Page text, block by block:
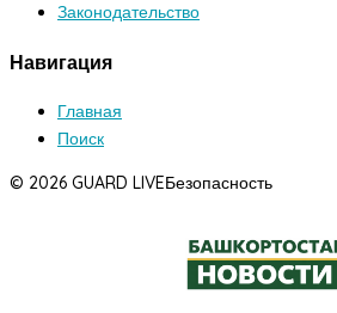
Законодательство
Навигация
Главная
Поиск
© 2026 GUARD LIVEБезопасность